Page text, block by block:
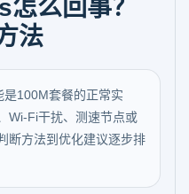
么回事？
法
100M套餐的正常实
Wi-Fi干扰、测速节点或
断方法到优化建议逐步排